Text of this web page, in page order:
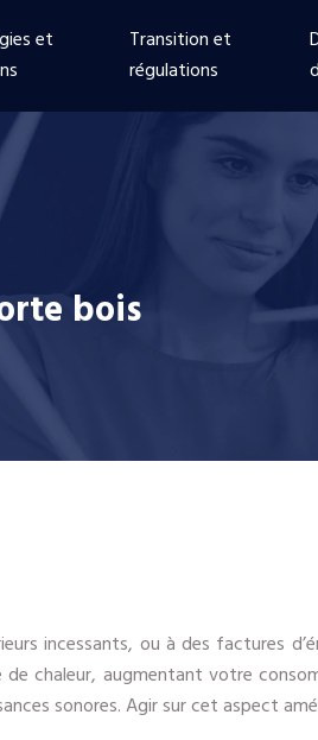
et
Transition et
régulations
bois
incessants, ou à des factures
chaleur, augmentant votre
sonores. Agir sur cet aspect